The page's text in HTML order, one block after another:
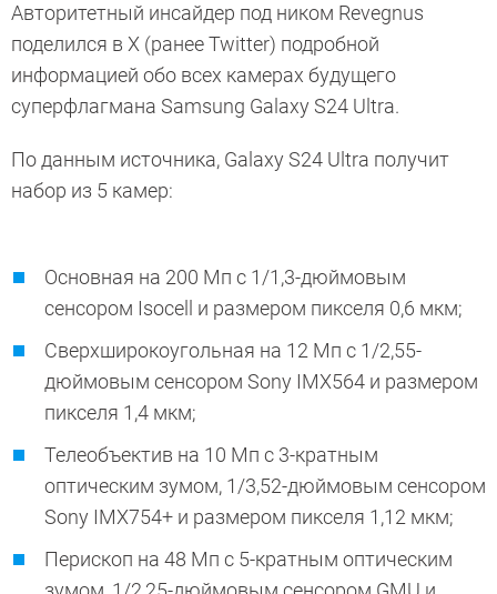
Авторитетный инсайдер под ником Revegnus
поделился в X (ранее Twitter) подробной
информацией обо всех камерах будущего
суперфлагмана Samsung Galaxy S24 Ultra.
По данным источника, Galaxy S24 Ultra получит
набор из 5 камер:
Основная на 200 Мп с 1/1,3-дюймовым
сенсором Isocell и размером пикселя 0,6 мкм;
Сверхширокоугольная на 12 Мп с 1/2,55-
дюймовым сенсором Sony IMX564 и размером
пикселя 1,4 мкм;
Телеобъектив на 10 Мп с 3-кратным
оптическим зумом, 1/3,52-дюймовым сенсором
Sony IMX754+ и размером пикселя 1,12 мкм;
Перископ на 48 Мп с 5-кратным оптическим